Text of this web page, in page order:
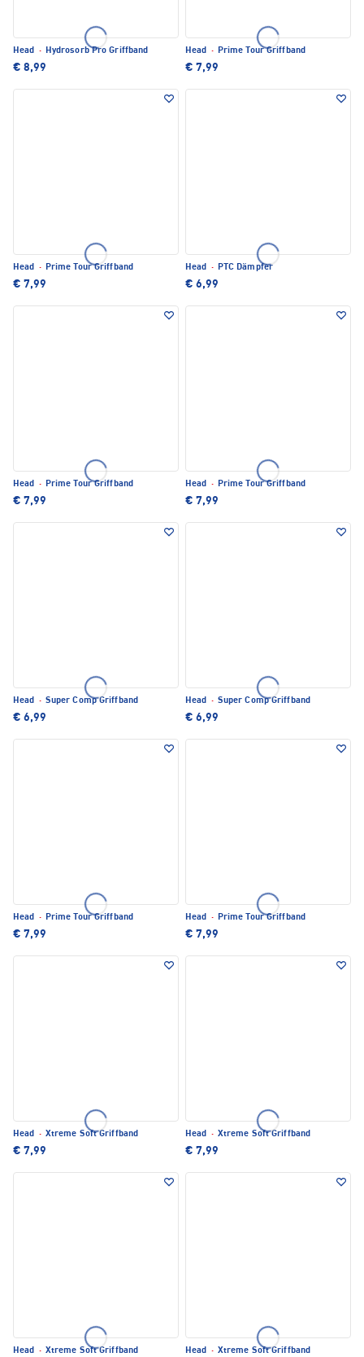
Head · Hydrosorb Pro Griffband
€ 8,99
Head · Prime Tour Griffband
€ 7,99
Head · Prime Tour Griffband
€ 7,99
Head · PTC Dämpfer
€ 6,99
Head · Prime Tour Griffband
€ 7,99
Head · Prime Tour Griffband
€ 7,99
Head · Super Comp Griffband
€ 6,99
Head · Super Comp Griffband
€ 6,99
Head · Prime Tour Griffband
€ 7,99
Head · Prime Tour Griffband
€ 7,99
Head · Xtreme Soft Griffband
€ 7,99
Head · Xtreme Soft Griffband
€ 7,99
Head · Xtreme Soft Griffband Head · Xtreme Soft Griffband